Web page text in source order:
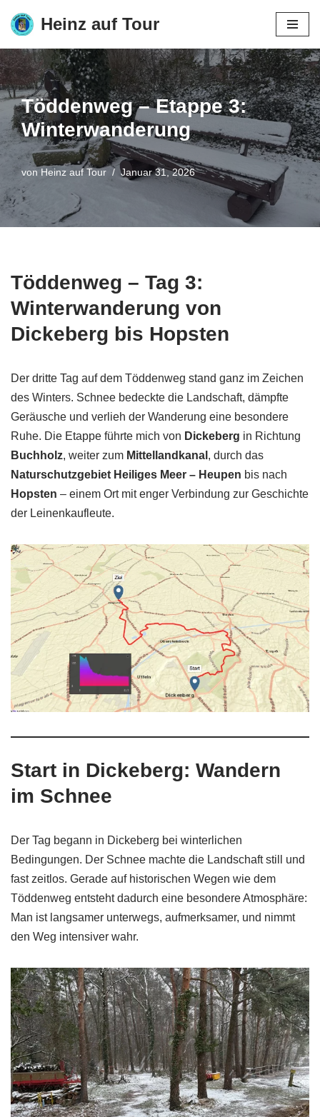
Zum
Inhalt
springen
Heinz auf Tour
Töddenweg – Etappe 3:
Winterwanderung
vonHeinz auf Tour Januar 31, 2026
Töddenweg – Tag 3:
Winterwanderung von
Dickeberg bis Hopsten
Der dritte Tag auf dem Töddenweg stand ganz im Zeichen
des Winters. Schnee bedeckte die Landschaft, dämpfte
Geräusche und verlieh der Wanderung eine besondere
Ruhe. Die Etappe führte mich von Dickeberg in Richtung
Buchholz, weiter zum Mittellandkanal , durch das
Naturschutzgebiet Heiliges Meer – Heupen bis nach
Hopsten – einem Ort mit enger Verbindung zur Geschichte
der Leinenkaufleute.
Start in Dickeberg: Wandern
im Schnee
Der Tag begann in Dickeberg bei winterlichen
Bedingungen. Der Schnee machte die Landschaft still und
fast zeitlos. Gerade auf historischen Wegen wie dem
Töddenweg entsteht dadurch eine besondere Atmosphäre:
Man ist langsamer unterwegs, aufmerksamer, und nimmt
den Weg intensiver wahr.